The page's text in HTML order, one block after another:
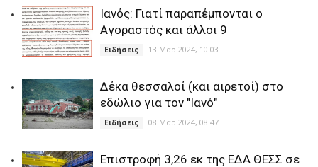
Ιανός: Γιατί παραπέμπονται ο
Αγοραστός και άλλοι 9
Ειδήσεις 13 Μαρ 2024, 10:03
Δέκα θεσσαλοί (και αιρετοί) στο
εδώλιο για τον "Ιανό"
Ειδήσεις 08 Μαρ 2024, 08:47
Επιστροφή 3,26 εκ.της ΕΔΑ ΘΕΣΣ σε